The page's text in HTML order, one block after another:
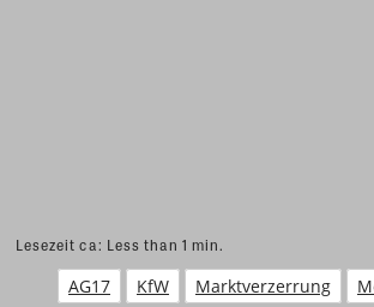
Lesezeit ca: Less than 1 min.
AG17 KfW Marktverzerrung